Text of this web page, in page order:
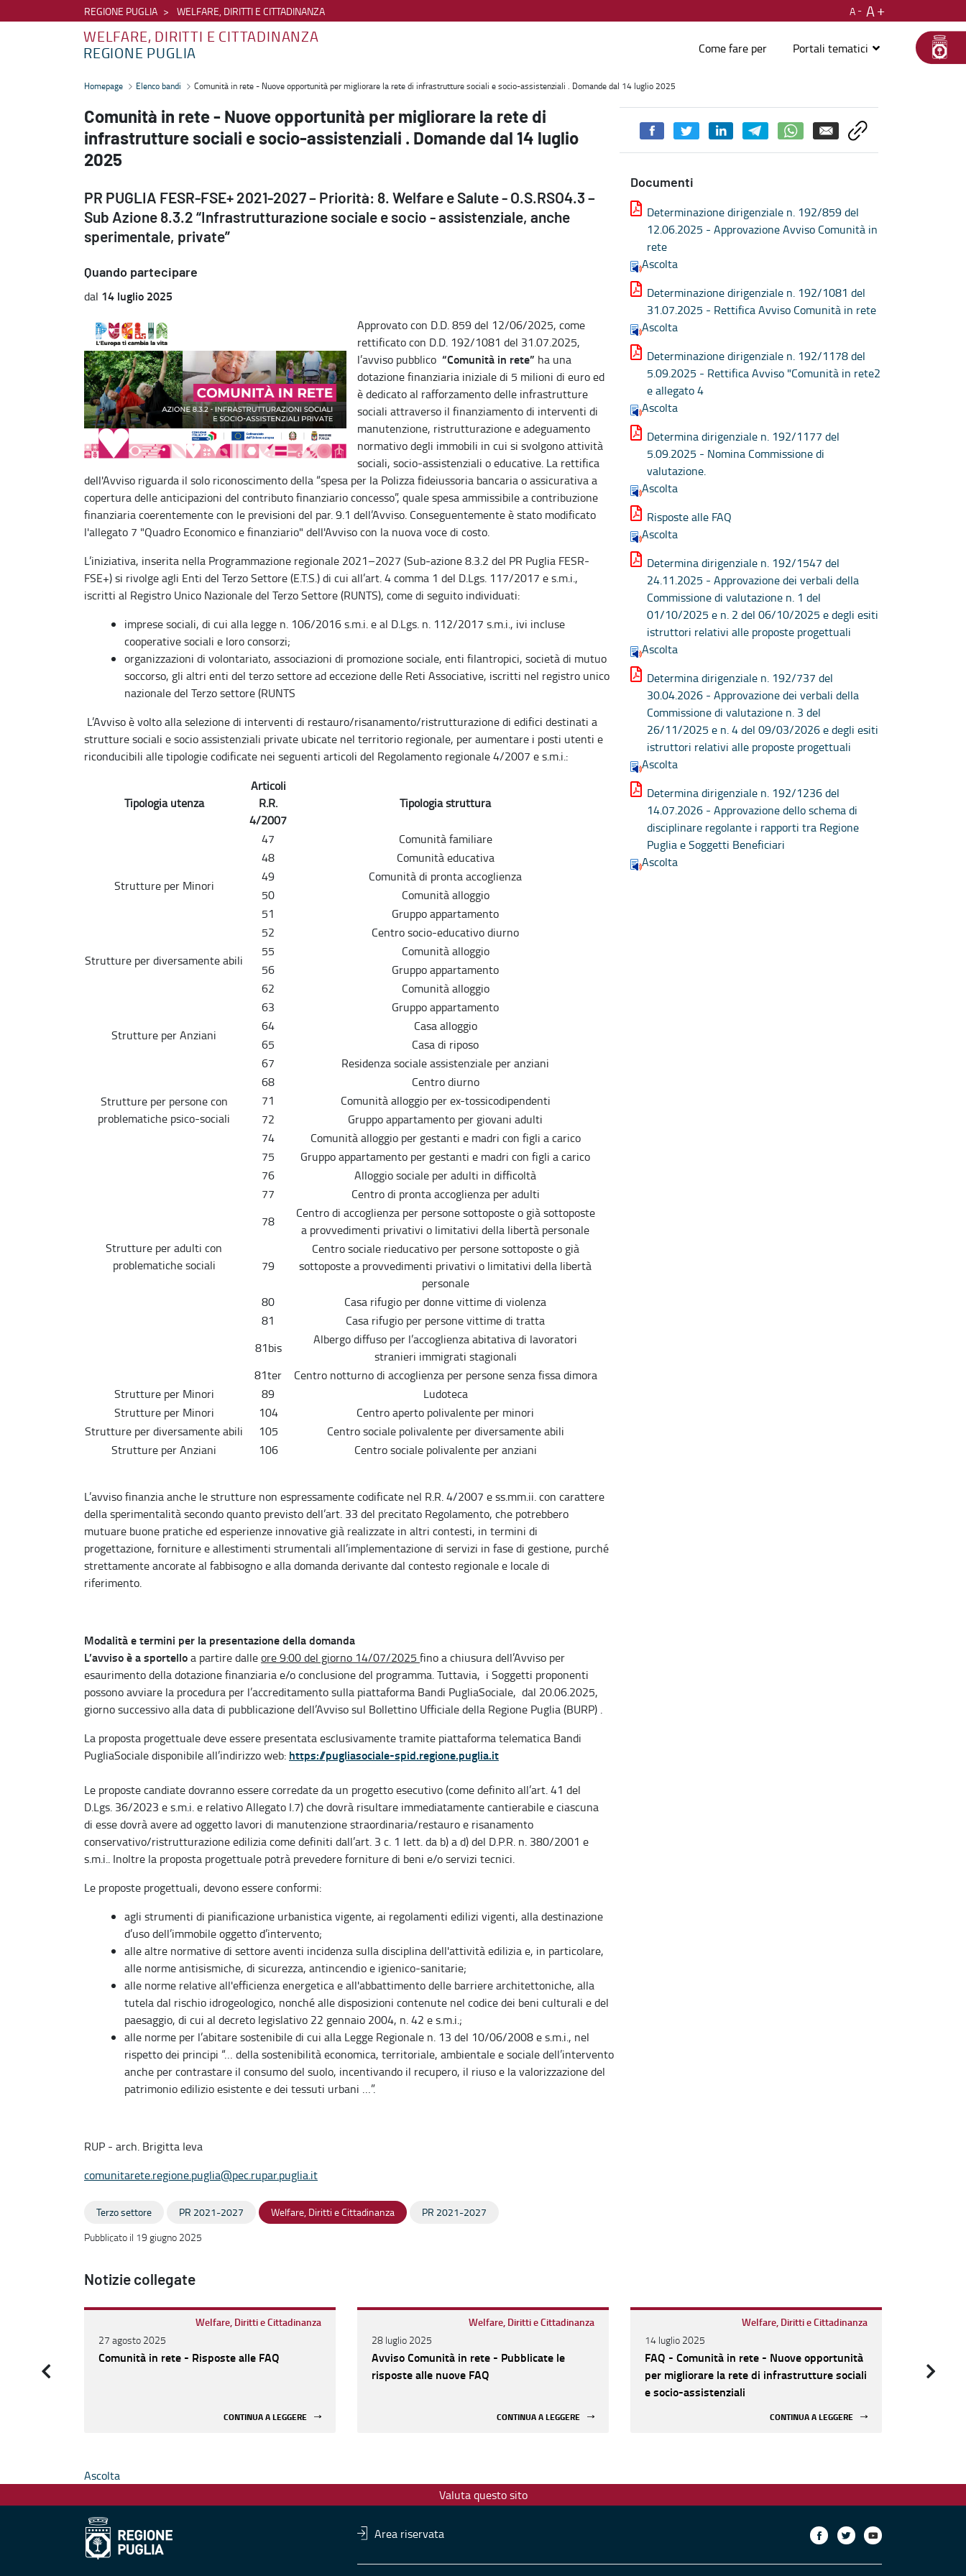
REGIONE PUGLIA WELFARE, DIRITTI E CITTADINANZA A
A
WELFARE, DIRITTI E CITTADINANZA
REGIONE PUGLIA
Come fare per Portali tematici
Comunità in rete - Nuove opportunità per migliorare la rete di infrastrutture sociali e socio-assistenziali . Domande dal 14 luglio 2025 - Welfare, diritti e cittadinanza
Homepage Elenco bandi Comunità in rete - Nuove opportunità per migliorare la rete di infrastrutture sociali e socio-assistenziali . Domande dal 14 luglio 2025
Comunità in rete - Nuove opportunità per migliorare la rete di
infrastrutture sociali e socio-assistenziali . Domande dal 14 luglio
2025
PR PUGLIA FESR-FSE+ 2021-2027 – Priorità: 8. Welfare e Salute - O.S.RSO4.3 –
Sub Azione 8.3.2 “Infrastrutturazione sociale e socio - assistenziale, anche
sperimentale, private”
Quando partecipare
dal 14 luglio 2025
Approvato con D.D. 859 del 12/06/2025, come
rettificato con D.D. 192/1081 del 31.07.2025,
l’avviso pubblico “Comunità in rete” ha una
dotazione finanziaria iniziale di 5 milioni di euro ed
è dedicato al rafforzamento delle infrastrutture
sociali attraverso il finanziamento di interventi di
manutenzione, ristrutturazione e adeguamento
normativo degli immobili in cui si svolgono attività
sociali, socio-assistenziali o educative. La rettifica
dell'Avviso riguarda il solo riconoscimento della “spesa per la Polizza fideiussoria bancaria o assicurativa a
copertura delle anticipazioni del contributo finanziario concesso”, quale spesa ammissibile a contribuzione
finanziaria coerentemente con le previsioni del par. 9.1 dell’Avviso. Conseguentemente è stato modificato
l'allegato 7 "Quadro Economico e finanziario" dell'Avviso con la nuova voce di costo.
L’iniziativa, inserita nella Programmazione regionale 2021–2027 (Sub‑azione 8.3.2 del PR Puglia FESR-
FSE+) si rivolge agli Enti del Terzo Settore (E.T.S.) di cui all’art. 4 comma 1 del D.Lgs. 117/2017 e s.m.i.,
iscritti al Registro Unico Nazionale del Terzo Settore (RUNTS), come di seguito individuati:
imprese sociali, di cui alla legge n. 106/2016 s.m.i. e al D.Lgs. n. 112/2017 s.m.i., ivi incluse
cooperative sociali e loro consorzi;
organizzazioni di volontariato, associazioni di promozione sociale, enti filantropici, società di mutuo
soccorso, gli altri enti del terzo settore ad eccezione delle Reti Associative, iscritti nel registro unico
nazionale del Terzo settore (RUNTS
L’Avviso è volto alla selezione di interventi di restauro/risanamento/ristrutturazione di edifici destinati a
strutture sociali e socio assistenziali private ubicate nel territorio regionale, per aumentare i posti utenti e
riconducibili alle tipologie codificate nei seguenti articoli del Regolamento regionale 4/2007 e s.m.i.:
Tipologia utenza
Articoli
R.R.
4/2007
Tipologia struttura
Strutture per Minori
47
Comunità familiare
48
Comunità educativa
49
Comunità di pronta accoglienza
50
Comunità alloggio
51
Gruppo appartamento
52
Centro socio-educativo diurno
Strutture per diversamente abili
55
Comunità alloggio
56
Gruppo appartamento
Strutture per Anziani
62
Comunità alloggio
63
Gruppo appartamento
64
Casa alloggio
65
Casa di riposo
67
Residenza sociale assistenziale per anziani
68
Centro diurno
Strutture per persone con
problematiche psico-sociali
71
Comunità alloggio per ex-tossicodipendenti
72
Gruppo appartamento per giovani adulti
Strutture per adulti con
problematiche sociali
74
Comunità alloggio per gestanti e madri con figli a carico
75
Gruppo appartamento per gestanti e madri con figli a carico
76
Alloggio sociale per adulti in difficoltà
77
Centro di pronta accoglienza per adulti
78
Centro di accoglienza per persone sottoposte o già sottoposte
a provvedimenti privativi o limitativi della libertà personale
79
Centro sociale rieducativo per persone sottoposte o già
sottoposte a provvedimenti privativi o limitativi della libertà
personale
80
Casa rifugio per donne vittime di violenza
81
Casa rifugio per persone vittime di tratta
81bis
Albergo diffuso per l’accoglienza abitativa di lavoratori
stranieri immigrati stagionali
81ter
Centro notturno di accoglienza per persone senza fissa dimora
Strutture per Minori
89
Ludoteca
Strutture per Minori
104
Centro aperto polivalente per minori
Strutture per diversamente abili
105
Centro sociale polivalente per diversamente abili
Strutture per Anziani
106 Centro sociale polivalente per anziani
L’avviso finanzia anche le strutture non espressamente codificate nel R.R. 4/2007 e ss.mm.ii. con carattere
della sperimentalità secondo quanto previsto dell’art. 33 del precitato Regolamento, che potrebbero
mutuare buone pratiche ed esperienze innovative già realizzate in altri contesti, in termini di
progettazione, forniture e allestimenti strumentali all’implementazione di servizi in fase di gestione, purché
strettamente ancorate al fabbisogno e alla domanda derivante dal contesto regionale e locale di
riferimento.
Modalità e termini per la presentazione della domanda
L’avviso è a sportelloa partire dalleore 9:00 del giorno 14/07/2025 fino a chiusura dell’Avviso per
esaurimento della dotazione finanziaria e/o conclusione del programma. Tuttavia, i Soggetti proponenti
possono avviare la procedura per l’accreditamento sulla piattaforma Bandi PugliaSociale, dal 20.06.2025,
giorno successivo alla data di pubblicazione dell’Avviso sul Bollettino Ufficiale della Regione Puglia (BURP) .
La proposta progettuale deve essere presentata esclusivamente tramite piattaforma telematica Bandi
PugliaSociale disponibile all’indirizzo web: https://pugliasociale-spid.regione.puglia.it
Le proposte candiate dovranno essere corredate da un progetto esecutivo (come definito all’art. 41 del
D.Lgs. 36/2023 e s.m.i. e relativo Allegato I.7) che dovrà risultare immediatamente cantierabile e ciascuna
di esse dovrà avere ad oggetto lavori di manutenzione straordinaria/restauro e risanamento
conservativo/ristrutturazione edilizia come definiti dall’art. 3 c. 1 lett. da b) a d) del D.P.R. n. 380/2001 e
s.m.i.. Inoltre la proposta progettuale potrà prevedere forniture di beni e/o servizi tecnici.
Le proposte progettuali, devono essere conformi:
agli strumenti di pianificazione urbanistica vigente, ai regolamenti edilizi vigenti, alla destinazione
d’uso dell’immobile oggetto d’intervento;
alle altre normative di settore aventi incidenza sulla disciplina dell'attività edilizia e, in particolare,
alle norme antisismiche, di sicurezza, antincendio e igienico-sanitarie;
alle norme relative all'efficienza energetica e all'abbattimento delle barriere architettoniche, alla
tutela dal rischio idrogeologico, nonché alle disposizioni contenute nel codice dei beni culturali e del
paesaggio, di cui al decreto legislativo 22 gennaio 2004, n. 42 e s.m.i.;
alle norme per l’abitare sostenibile di cui alla Legge Regionale n. 13 del 10/06/2008 e s.m.i., nel
rispetto dei principi “… della sostenibilità economica, territoriale, ambientale e sociale dell’intervento
anche per contrastare il consumo del suolo, incentivando il recupero, il riuso e la valorizzazione del
patrimonio edilizio esistente e dei tessuti urbani …”.
RUP - arch. Brigitta Ieva
comunitarete.regione.puglia@pec.rupar.puglia.it
Documenti
Determinazione dirigenziale n. 192/859 del
12.06.2025 - Approvazione Avviso Comunità in
rete
Ascolta
Determinazione dirigenziale n. 192/1081 del
31.07.2025 - Rettifica Avviso Comunità in rete
Ascolta
Determinazione dirigenziale n. 192/1178 del
5.09.2025 - Rettifica Avviso "Comunità in rete2
e allegato 4
Ascolta
Determina dirigenziale n. 192/1177 del
5.09.2025 - Nomina Commissione di
valutazione.
Ascolta
Risposte alle FAQ
Ascolta
Determina dirigenziale n. 192/1547 del
24.11.2025 - Approvazione dei verbali della
Commissione di valutazione n. 1 del
01/10/2025 e n. 2 del 06/10/2025 e degli esiti
istruttori relativi alle proposte progettuali
Ascolta
Determina dirigenziale n. 192/737 del
30.04.2026 - Approvazione dei verbali della
Commissione di valutazione n. 3 del
26/11/2025 e n. 4 del 09/03/2026 e degli esiti
istruttori relativi alle proposte progettuali
Ascolta
Determina dirigenziale n. 192/1236 del
14.07.2026 - Approvazione dello schema di
disciplinare regolante i rapporti tra Regione
Puglia e Soggetti Beneficiari
Ascolta
Terzo settore PR 2021-2027 Welfare, Diritti e Cittadinanza
PR 2021-2027
Pubblicato il 19 giugno 2025
Notizie collegate
Welfare, Diritti e Cittadinanza
27 agosto 2025
Comunità in rete - Risposte alle FAQ
CONTINUA A LEGGERE
Welfare, Diritti e Cittadinanza
28 luglio 2025
Avviso Comunità in rete - Pubblicate le
risposte alle nuove FAQ
CONTINUA A LEGGERE
Welfare, Diritti e Cittadinanza
14 luglio 2025
FAQ - Comunità in rete - Nuove opportunità
per migliorare la rete di infrastrutture sociali
e socio-assistenziali
CONTINUA A LEGGERE
nuovo
Ascolta
Valuta questo sito
Area riservata